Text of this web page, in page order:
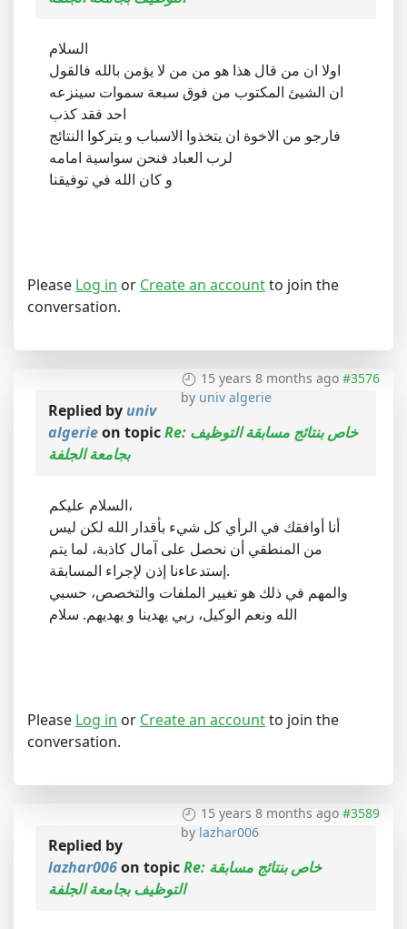
السلام
اولا ان من قال هذا هو من من لا يؤمن بالله فالقول
ان الشيئ المكتوب من فوق سبعة سموات سينزعه
احد فقد كذب
فارجو من الاخوة ان يتخذوا الاسباب و يتركوا النتائج
لرب العباد فنحن سواسية امامه
و كان الله في توفيقنا
Please Log in or Create an accountto join the
conversation.
15 years 8 months ago #3576
by univ algerie
Replied by univ
algerieon topicRe: خاص بنتائج مسابقة التوظيف
بجامعة الجلفة
السلام عليكم،
أنا أوافقك في الرأي كل شيء بأقدار الله لكن ليس
من المنطقي أن نحصل على آمال كاذبة، لما يتم
إستدعاءنا إذن لإجراء المسابقة.
والمهم في ذلك هو تغيير الملفات والتخصص، حسبي
الله ونعم الوكيل، ربي يهدينا و يهديهم. سلام
Please Log in or Create an accountto join the
conversation.
15 years 8 months ago #3589
by lazhar006
Replied by
lazhar006on topicRe: خاص بنتائج مسابقة
التوظيف بجامعة الجلفة